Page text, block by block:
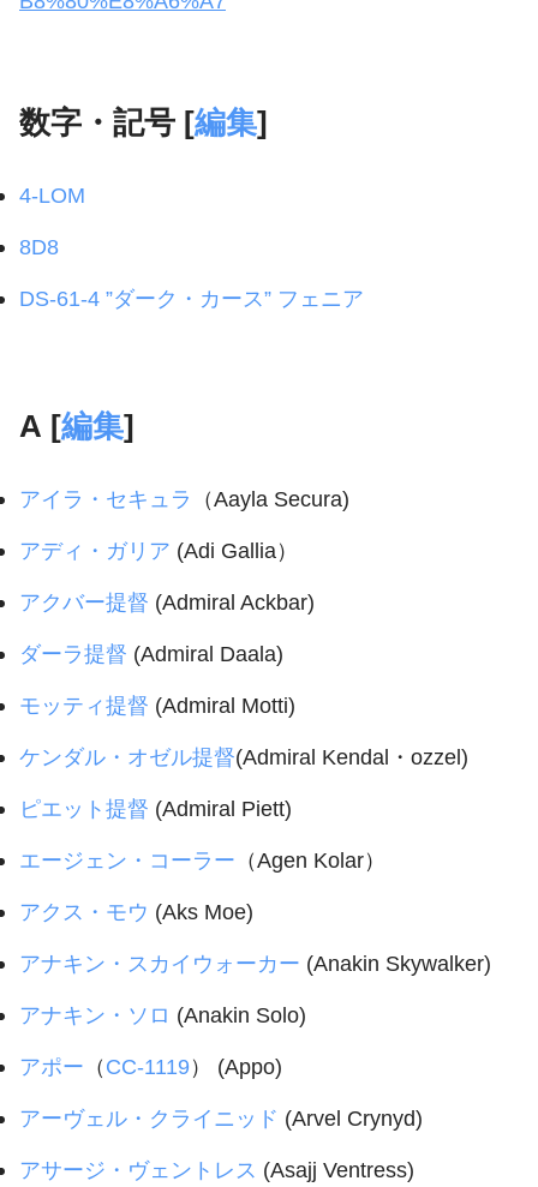
数字・記号 [編集]
4-LOM
8D8
DS-61-4 ”ダーク・カース” フェニア
A [編集]
アイラ・セキュラ （Aayla Secura)
アディ・ガリア (Adi Gallia）
アクバー提督 (Admiral Ackbar)
ダーラ提督 (Admiral Daala)
モッティ提督 (Admiral Motti)
ケンダル・オゼル提督(Admiral Kendal・ozzel)
ピエット提督 (Admiral Piett)
エージェン・コーラー （Agen Kolar）
アクス・モウ (Aks Moe)
アナキン・スカイウォーカー (Anakin Skywalker)
アナキン・ソロ (Anakin Solo)
アポー （CC-1119） (Appo)
アーヴェル・クライニッド (Arvel Crynyd)
アサージ・ヴェントレス (Asajj Ventress)